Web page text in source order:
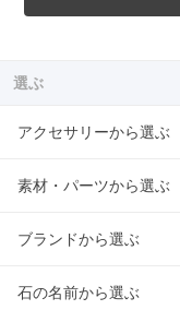
選ぶ
アクセサリーから選ぶ
素材・パーツから選ぶ
ブランドから選ぶ
石の名前から選ぶ